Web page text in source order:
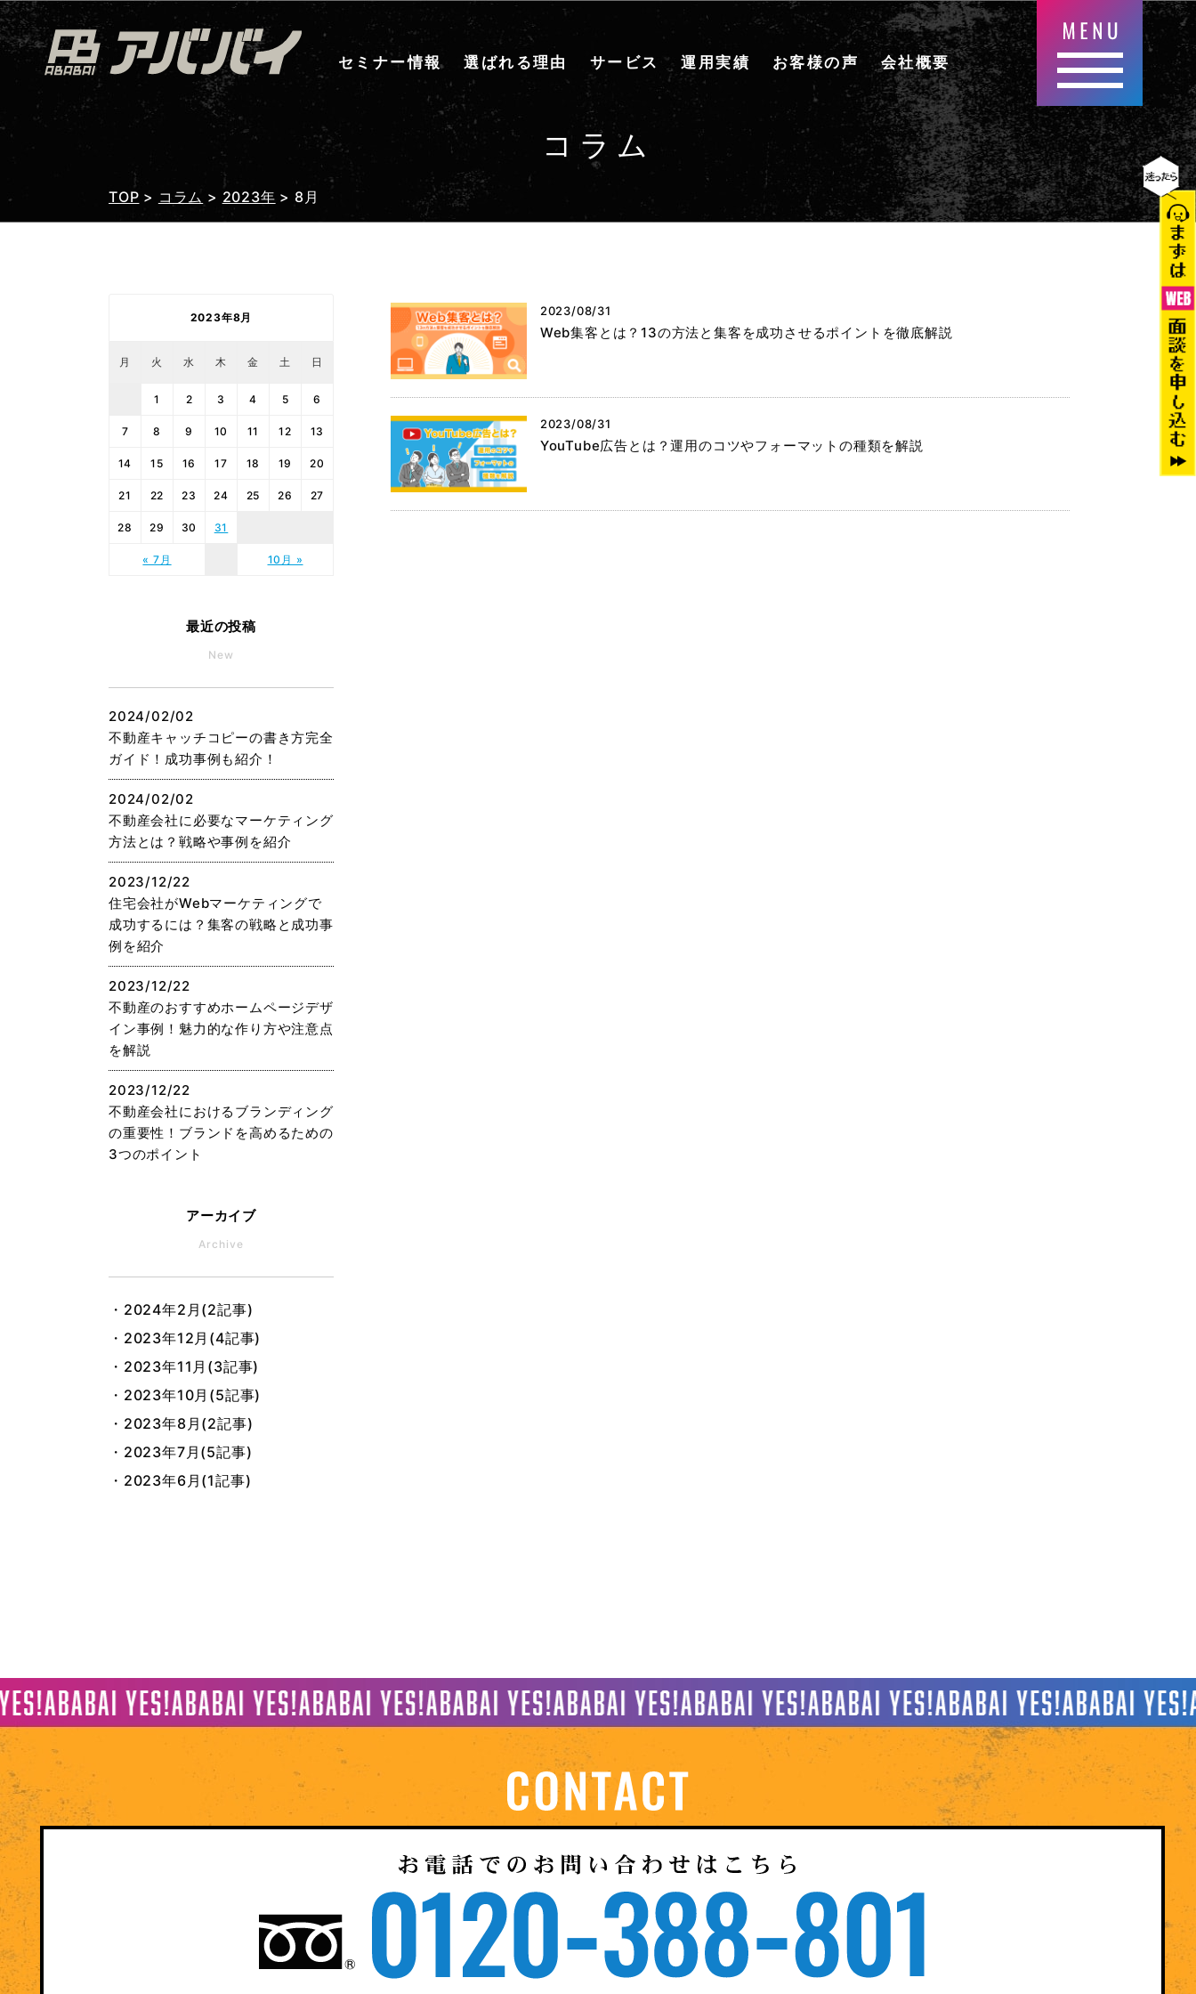
セミナー情報 選ばれる理由 サービス 運用実績 お客様の声 会社概要
コラム
TOP > コラム > 2023年 > 8月
2023/08/31
Web集客とは？13の方法と集客を成功させるポイントを徹底解説
2023/08/31
YouTube広告とは？運用のコツやフォーマットの種類を解説
2023年8月
月 火 水 木 金 土 日
« 7月 10月 »
1 2 3 4 5 6
7 8 9 10 11 12 13
14 15 16 17 18 19 20
21 22 23 24 25 26 27
28 29 30 31
最近の投稿
New
2024/02/02
不動産キャッチコピーの書き方完全
ガイド！成功事例も紹介！
2024/02/02
不動産会社に必要なマーケティング
方法とは？戦略や事例を紹介
2023/12/22
住宅会社がWebマーケティングで
成功するには？集客の戦略と成功事
例を紹介
2023/12/22
不動産のおすすめホームページデザ
イン事例！魅力的な作り方や注意点
を解説
2023/12/22
不動産会社におけるブランディング
の重要性！ブランドを高めるための
3つのポイント
アーカイブ
Archive
・2024年2月(2記事)
・2023年12月(4記事)
・2023年11月(3記事)
・2023年10月(5記事)
・2023年8月(2記事)
・2023年7月(5記事)
・2023年6月(1記事)